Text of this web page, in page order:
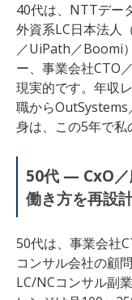
40代は、NTTデー
外資系LC日本法
／UiPath／Boomi
ー、事業会社CTO
現実的です。年収
職から
身は、この5年で私
50代 — CxO／
働き方を再設
50代は、事業会社
コンサル会社の顧
LC/NCコンサル副